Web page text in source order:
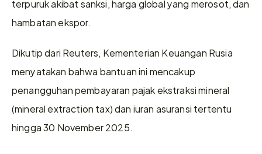
terpuruk akibat sanksi, harga global yang merosot, dan
hambatan ekspor.
Dikutip dari Reuters, Kementerian Keuangan Rusia
menyatakan bahwa bantuan ini mencakup
penangguhan pembayaran pajak ekstraksi mineral
(mineral extraction tax) dan iuran asuransi tertentu
hingga 30 November 2025.